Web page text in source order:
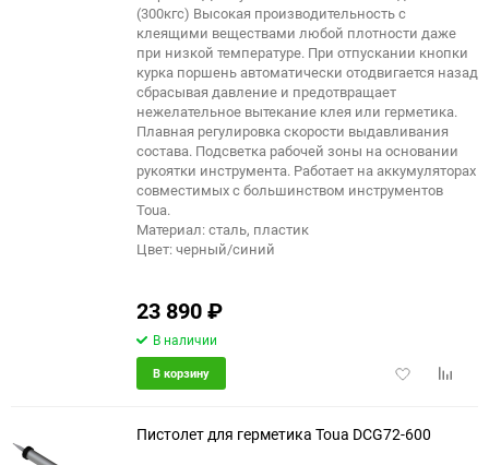
(300кгс) Высокая производительность с
клеящими веществами любой плотности даже
при низкой температуре. При отпускании кнопки
курка поршень автоматически отодвигается назад
сбрасывая давление и предотвращает
нежелательное вытекание клея или герметика.
Плавная регулировка скорости выдавливания
состава. Подсветка рабочей зоны на основании
рукоятки инструмента. Работает на аккумуляторах
совместимых с большинством инструментов
Toua.
Материал: сталь, пластик
Цвет: черный/синий
23 890₽
В наличии
Добавить
В корзину
Пистолет для герметика Toua DCG72-600